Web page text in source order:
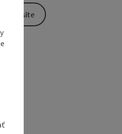
website